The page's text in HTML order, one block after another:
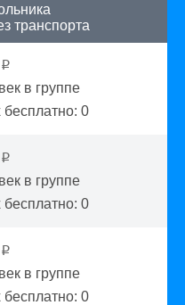
транспорта
p
в группе
0
p
в группе
0
p
в группе
0